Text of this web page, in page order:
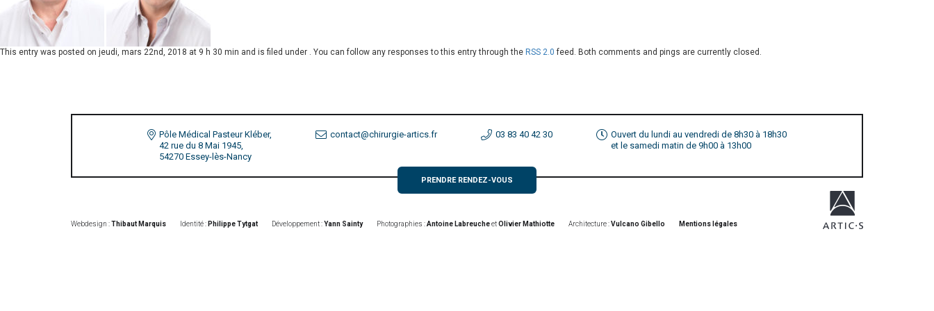
This entry was posted on jeudi, mars 22nd, 2018 at 9 h 30 min and is filed under . You can follow any responses to this entry through the RSS 2.0 feed. Both comments and pings are currently closed.
Pôle Médical Pasteur Kléber,
42 rue du 8 Mai 1945,
54270 Essey-lès-Nancy
contact@chirurgie-artics.fr 03 83 40 42 30
Ouvert du lundi au vendredi de 8h30 à 18h30
et le samedi matin de 9h00 à 13h00
PRENDRE RENDEZ-VOUS
Webdesign :Thibaut Marquis Identité : Philippe Tytgat Développement :Yann Sainty Photographies :Antoine LabreucheetOlivier Mathiotte Architecture :Vulcano Gibello Mentions légales